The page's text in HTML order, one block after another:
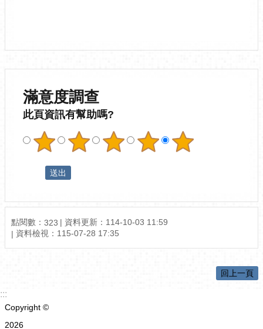
滿意度調查
此頁資訊有幫助嗎?
點閱數： 323 資料更新： 114-10-03 11:59
資料檢視： 115-07-28 17:35
回上一頁
:::
Copyright ©
2026